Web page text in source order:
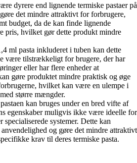
dyrere end lignende termiske pastaer på
det mindre attraktivt for forbrugere,
budget, da de kan finde lignende
pris, hvilket gør dette produkt mindre
ml pasta inkluderet i tuben kan dette
være tilstrækkeligt for brugere, der har
eller har flere enheder at
gøre produktet mindre praktisk og øge
hvilket kan være en ulempe i
større mængder.
kan bruges under en bred vifte af
egenskaber muligvis ikke være ideelle for
specialiserede systemer. Dette kan
og gøre det mindre attraktivt
krav til deres termiske pasta.